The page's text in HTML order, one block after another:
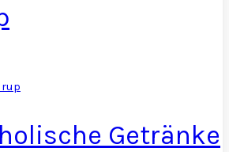
Getränke